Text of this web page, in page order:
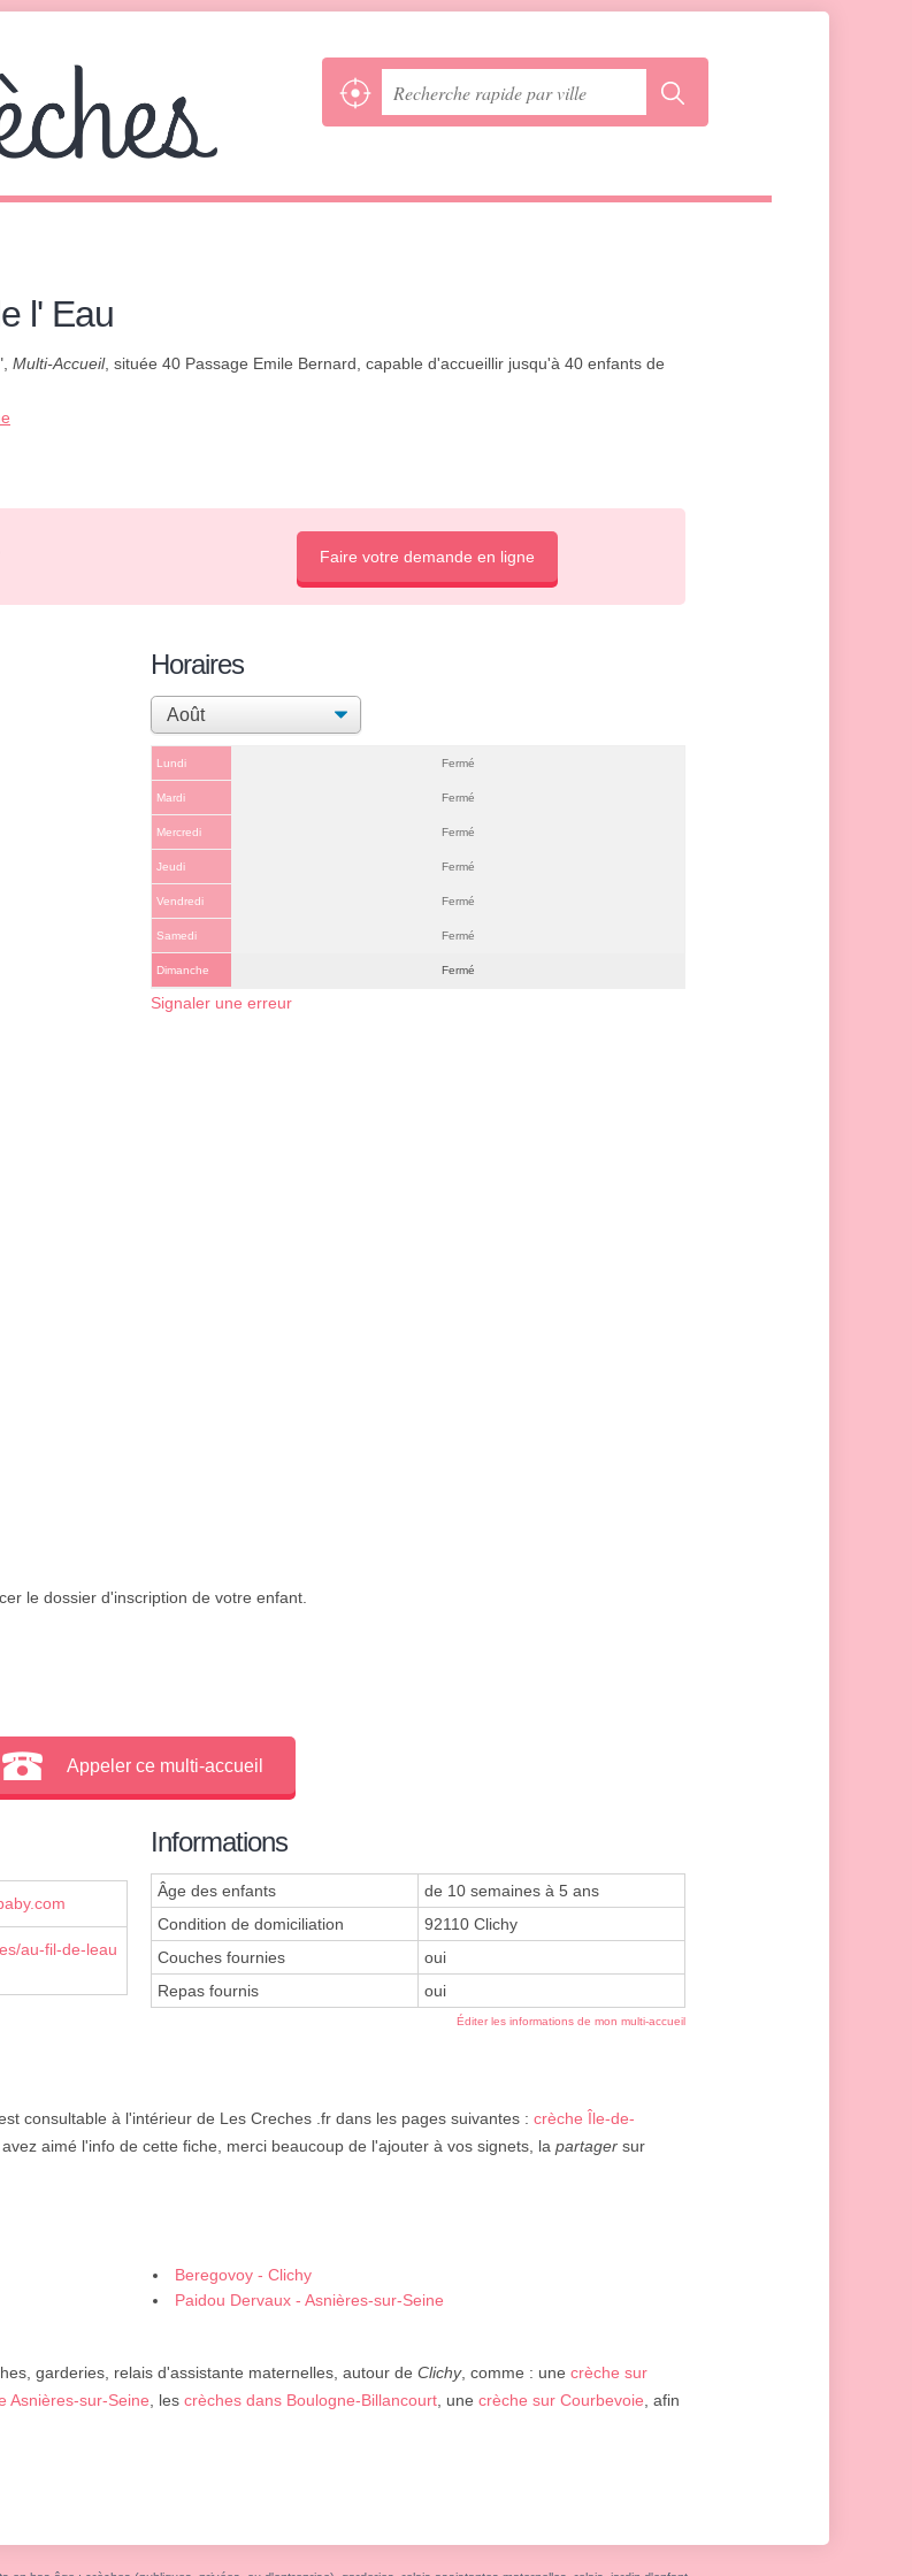
l' Eau
Multi-Accueil, située 40 Passage Emile Bernard, capable d'accueillir jusqu'à 40 enfants de
Faire votre demande en ligne
Horaires
Lundi Fermé
Mardi Fermé
Mercredi Fermé
Jeudi Fermé
Vendredi Fermé
Samedi Fermé
Dimanche Fermé
Signaler une erreur
le dossier d'inscription de votre enfant.
Appeler ce multi-accueil
au-fil-de-leau
Informations
Âge des enfants
de 10 semaines à 5 ans
Condition de domiciliation
92110 Clichy
Couches fournies
oui
Repas fournis
oui
Éditer les informations de mon multi-accueil
consultable à l'intérieur de Les Creches .fr dans les pages suivantes : crèche Île-de-
avez aimé l'info de cette fiche, merci beaucoup de l'ajouter à vos signets, la partager sur
Beregovoy - Clichy
Paidou Dervaux - Asnières-sur-Seine
garderies, relais d'assistante maternelles, autour de Clichy, comme : une crèche sur
Asnières-sur-Seine, les crèches dans Boulogne-Billancourt, une crèche sur Courbevoie, afin